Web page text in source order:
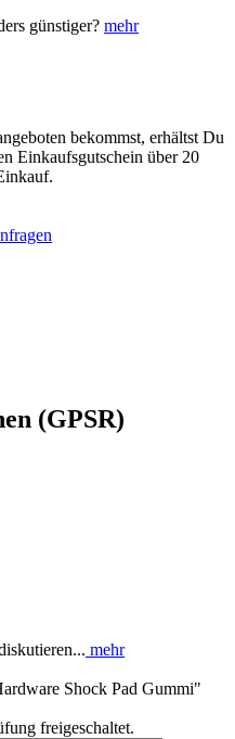
günstiger? mehr
bekommst, erhältst Du
Einkaufsgutschein über 20
(GPSR)
mehr
Shock Pad Gummi"
freigeschaltet.